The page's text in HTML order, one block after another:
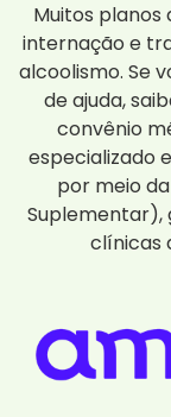
Muitos
internação e
alcoolismo. Se
de ajuda,
convênio
especializado
por meio
clínicas